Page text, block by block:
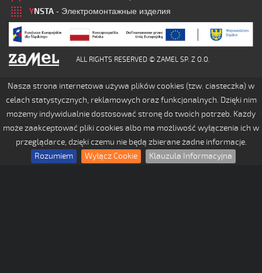
YNSTA - Электромонтажные изделия
ALL RIGHTS RESERVED © ZAMEL SP. Z O.O.
Nasza strona internetowa używa plików cookies (tzw. ciasteczka) w
celach statystycznych, reklamowych oraz funkcjonalnych. Dzięki nim
możemy indywidualnie dostosować stronę do twoich potrzeb. Każdy
może zaakceptować pliki cookies albo ma możliwość wyłączenia ich w
przeglądarce, dzięki czemu nie będą zbierane żadne informacje.
Rozumiem
Wyłącz Cookie Klauzula Informacyjna